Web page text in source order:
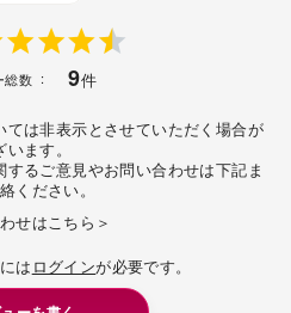
総数 9件
は非表示とさせていただく場合が
います。
るご意見やお問い合わせは下記ま
ください。
せはこちら＞
は ログインが必要です。